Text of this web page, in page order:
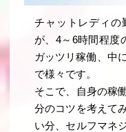
チャットレディの
が、4～6時間程度
ガッツリ稼働、中
で様々です。
そこで、自身の稼
分のコツを考えて
い分、セルフマネ